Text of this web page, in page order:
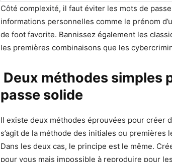
Côté complexité, il faut éviter les mots de
informations personnelles comme le prénom
de foot favorite. Bannissez également les
les premières combinaisons que les
Deux méthodes simples
passe solide
Il existe deux méthodes éprouvées pour créer
s’agit de la méthode des initiales ou
Dans les deux cas, le principe est le même.
pour vous mais impossible à reproduire pour